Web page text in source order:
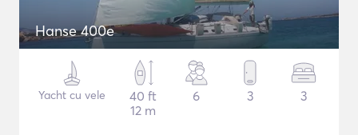
Hanse 400e
Yacht cu vele
40 ft
12 m
6 3 3